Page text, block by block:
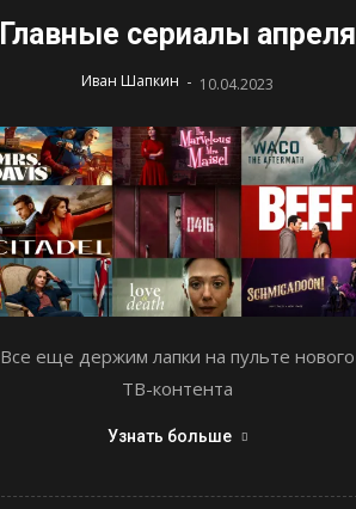
Главные сериалы апреля
Иван Шапкин - 10.04.2023
Все еще держим лапки на пульте нового
ТВ-контента
Узнать больше